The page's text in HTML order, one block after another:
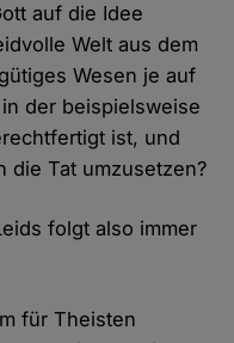
auf die Idee
Welt aus dem
Wesen je auf
der beispielsweise
ist, und
die Tat umzusetzen?
folgt also immer
für Theisten